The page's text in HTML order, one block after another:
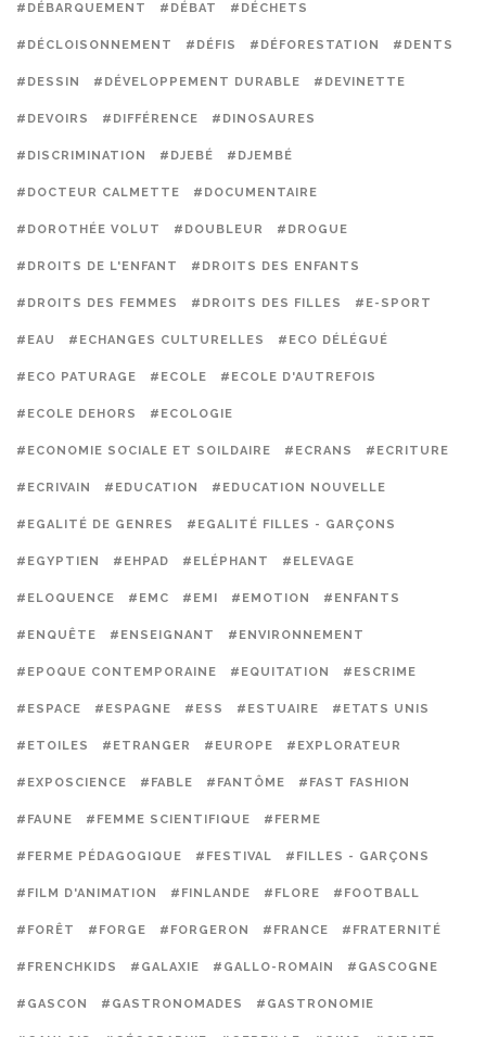
#DÉBARQUEMENT #DÉBAT #DÉCHETS
#DÉCLOISONNEMENT #DÉFIS #DÉFORESTATION #DENTS
#DESSIN #DÉVELOPPEMENT DURABLE #DEVINETTE
#DEVOIRS #DIFFÉRENCE #DINOSAURES
#DISCRIMINATION #DJEBÉ #DJEMBÉ
#DOCTEUR CALMETTE #DOCUMENTAIRE
#DOROTHÉE VOLUT #DOUBLEUR #DROGUE
#DROITS DE L'ENFANT #DROITS DES ENFANTS
#DROITS DES FEMMES #DROITS DES FILLES #E-SPORT
#EAU #ECHANGES CULTURELLES #ECO DÉLÉGUÉ
#ECO PATURAGE #ECOLE #ECOLE D'AUTREFOIS
#ECOLE DEHORS #ECOLOGIE
#ECONOMIE SOCIALE ET SOILDAIRE #ECRANS #ECRITURE
#ECRIVAIN #EDUCATION #EDUCATION NOUVELLE
#EGALITÉ DE GENRES #EGALITÉ FILLES - GARÇONS
#EGYPTIEN #EHPAD #ELÉPHANT #ELEVAGE
#ELOQUENCE #EMC #EMI #EMOTION #ENFANTS
#ENQUÊTE #ENSEIGNANT #ENVIRONNEMENT
#EPOQUE CONTEMPORAINE #EQUITATION #ESCRIME
#ESPACE #ESPAGNE #ESS #ESTUAIRE #ETATS UNIS
#ETOILES #ETRANGER #EUROPE #EXPLORATEUR
#EXPOSCIENCE #FABLE #FANTÔME #FAST FASHION
#FAUNE #FEMME SCIENTIFIQUE #FERME
#FERME PÉDAGOGIQUE #FESTIVAL #FILLES - GARÇONS
#FILM D'ANIMATION #FINLANDE #FLORE #FOOTBALL
#FORÊT #FORGE #FORGERON #FRANCE #FRATERNITÉ
#FRENCHKIDS #GALAXIE #GALLO-ROMAIN #GASCOGNE
#GASCON #GASTRONOMADES #GASTRONOMIE